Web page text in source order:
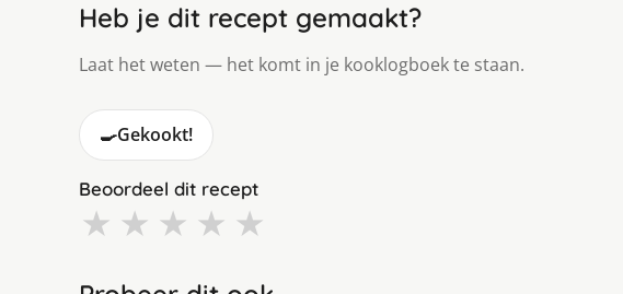
Heb je dit recept gemaakt?
Laat het weten — het komt in je kooklogboek te staan.
🍳Gekookt!
Beoordeel dit recept
★ ★ ★ ★ ★